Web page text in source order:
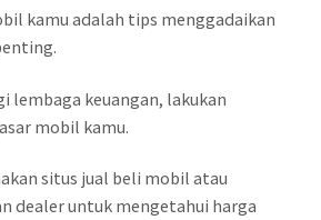
kamu adalah tips menggadaikan
lembaga keuangan, lakukan
mobil kamu.
situs jual beli mobil atau
dealer untuk mengetahui harga